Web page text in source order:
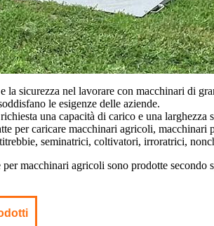
la sicurezza nel lavorare con macchinari di
le esigenze delle aziende.
una capacità di carico e una
per caricare macchinari agricoli,
seminatrici, coltivatori, irroratrici,
macchinari agricoli sono prodotte